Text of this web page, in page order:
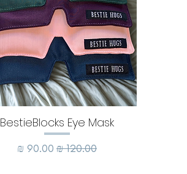
BestieBlocks Eye Mask
מחיר רגיל מחיר מבצע